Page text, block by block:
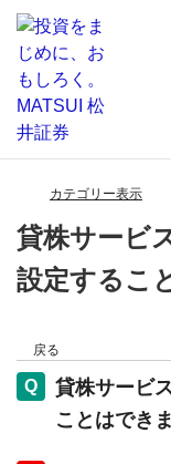
カテゴリー表示
貸株サービ
設定するこ
戻る
貸株サービ
ことはでき